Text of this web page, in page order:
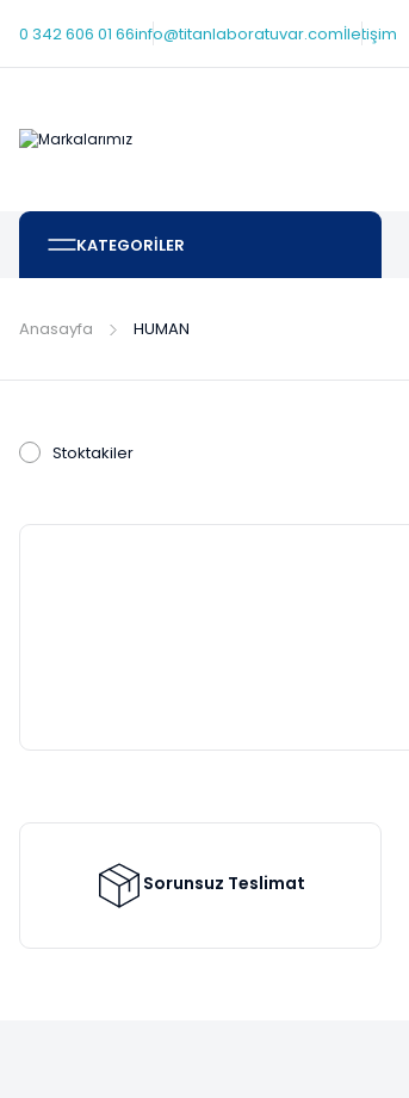
0 342 606 01 66info@titanlaboratuvar.comİletişim
KATEGORİLER
Anasayfa HUMAN
Stoktakiler
Sorunsuz Teslimat